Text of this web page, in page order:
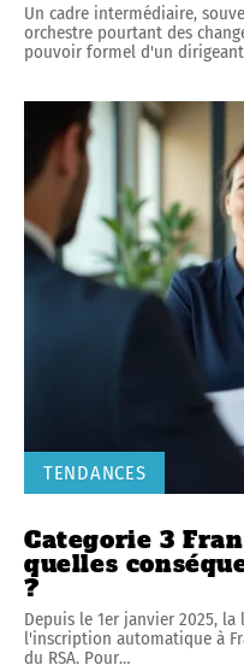
Un cadre intermédiaire,
orchestre pourtant des
pouvoir formel d'un
TENDANCES
Categorie 3
quelles
?
Depuis le 1er janvier 2025,
l'inscription automatique à
du RSA. Pour…